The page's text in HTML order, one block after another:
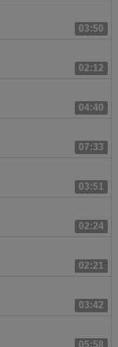
03:50
02:12
04:40
07:33
03:51
02:24
02:21
03:42
05:58